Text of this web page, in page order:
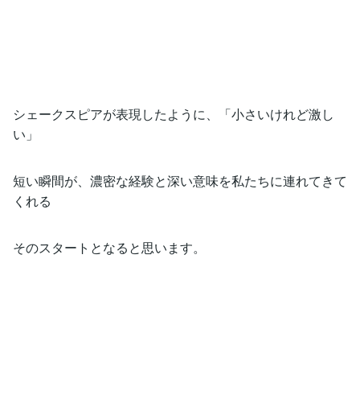
シェークスピアが表現したように、「小さいけれど激し
い」
短い瞬間が、濃密な経験と深い意味を私たちに連れてきて
くれる
そのスタートとなると思います。